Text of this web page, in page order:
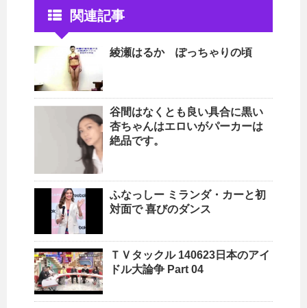
関連記事
綾瀬はるか ぽっちゃりの頃
谷間はなくとも良い具合に黒い
杏ちゃんはエロいがパーカーは
絶品です。
ふなっしー ミランダ・カーと初
対面で 喜びのダンス
ＴＶタックル 140623日本のアイ
ドル大論争 Part 04